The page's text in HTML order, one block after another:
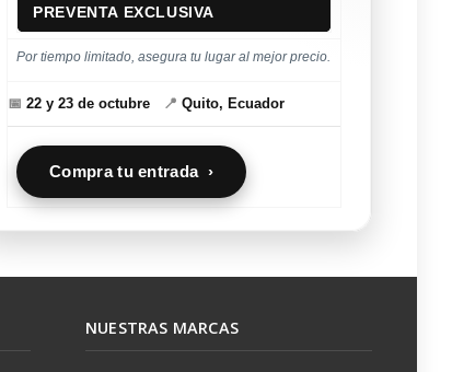
PREVENTA EXCLUSIVA
Por tiempo limitado, asegura tu lugar al mejor precio.
📅 22 y 23 de octubre 📍 Quito, Ecuador
Compra tu entrada ›
NUESTRAS MARCAS